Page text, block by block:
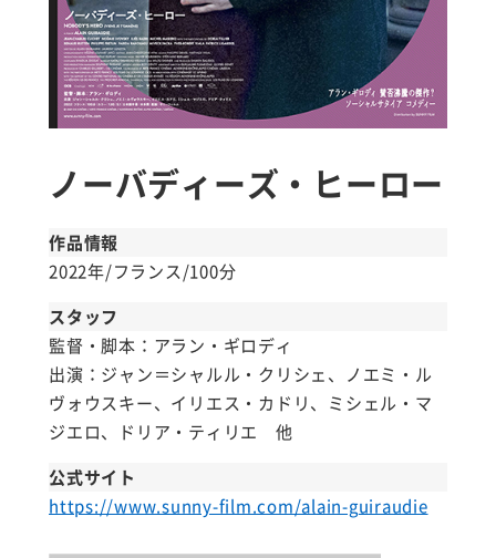
ノーバディーズ・ヒーロー
作品情報
2022年/フランス/100分
スタッフ
監督・脚本：アラン・ギロディ
出演：ジャン＝シャルル・クリシェ、ノエミ・ル
ヴォウスキー、イリエス・カドリ、ミシェル・マ
ジエロ、ドリア・ティリエ 他
公式サイト
https://www.sunny-film.com/alain-guiraudie